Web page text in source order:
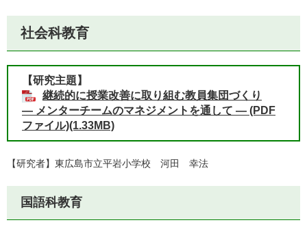
​社会科教育
【研究主題】
継続的に授業改善に取り組む教員集団づくり
​― メンターチームのマネジメントを通して ― (PDF
ファイル)(1.33MB)
【研究者】東広島市立平岩小学校 河田 幸法
国語科教育